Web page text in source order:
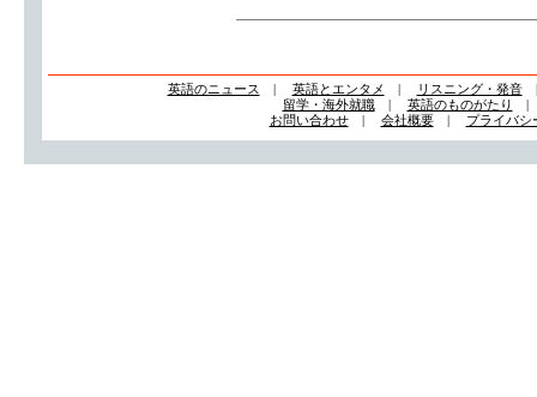
英語のニュース | 英語とエンタメ | リスニング・発音
留学・海外就職| 英語のものがたり
お問い合わせ| 会社概要| プライバシ